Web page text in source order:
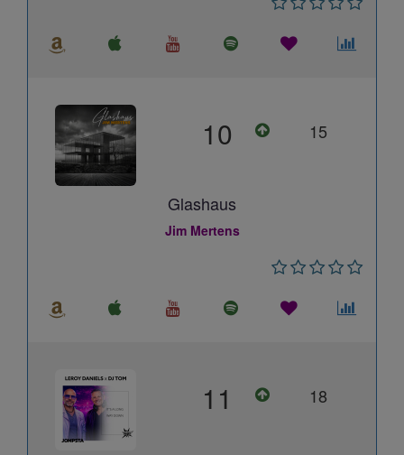
10 15
Glashaus
Jim Mertens
11 18